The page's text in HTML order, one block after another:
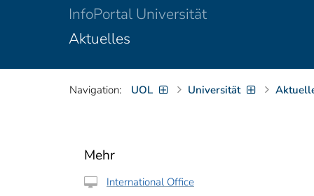
InfoPortal Universität
Aktuelles
Navigation: UOL Universität
Mehr
International Office